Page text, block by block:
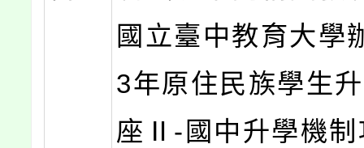
國立臺中教育大學
3年原住民族學生
座Ⅱ-國中升學機制